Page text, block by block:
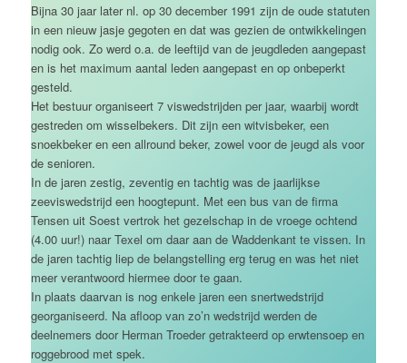
Bijna 30 jaar later nl. op 30 december 1991 zijn de oude statuten
in een nieuw jasje gegoten en dat was gezien de ontwikkelingen
nodig ook. Zo werd o.a. de leeftijd van de jeugdleden aangepast
en is het maximum aantal leden aangepast en op onbeperkt
gesteld.
Het bestuur organiseert 7 viswedstrijden per jaar, waarbij wordt
gestreden om wisselbekers. Dit zijn een witvisbeker, een
snoekbeker en een allround beker, zowel voor de jeugd als voor
de senioren.
In de jaren zestig, zeventig en tachtig was de jaarlijkse
zeeviswedstrijd een hoogtepunt. Met een bus van de firma
Tensen uit Soest vertrok het gezelschap in de vroege ochtend
(4.00 uur!) naar Texel om daar aan de Waddenkant te vissen. In
de jaren tachtig liep de belangstelling erg terug en was het niet
meer verantwoord hiermee door te gaan.
In plaats daarvan is nog enkele jaren een snertwedstrijd
georganiseerd. Na afloop van zo’n wedstrijd werden de
deelnemers door Herman Troeder getrakteerd op erwtensoep en
roggebrood met spek.